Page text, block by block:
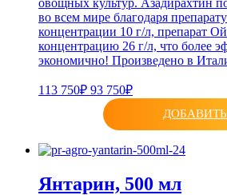
овощных культур. Азадирахтин
во всем мире благодаря
концентрации 10 г/л, препарат
концентрацию 26 г/л, что более
экономично! Произведено в
113 750₽ 93 750₽
ДОБАВИТЬ
Янтарин, 500 мл